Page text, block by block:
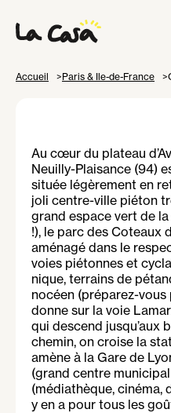
Accueil Paris & Ile-de-France
Au cœur du plateau
Neuilly-Plaisance (94)
située légèrement en
joli centre-ville piéton
grand espace vert de
!), le parc des Coteaux
aménagé dans le
voies piétonnes et
nique, terrains de
nocéen (préparez-
donne sur la voie
qui descend jusqu’aux
chemin, on croise la
amène à la Gare de
(grand centre
(médiathèque, cinéma,
y en a pour tous les